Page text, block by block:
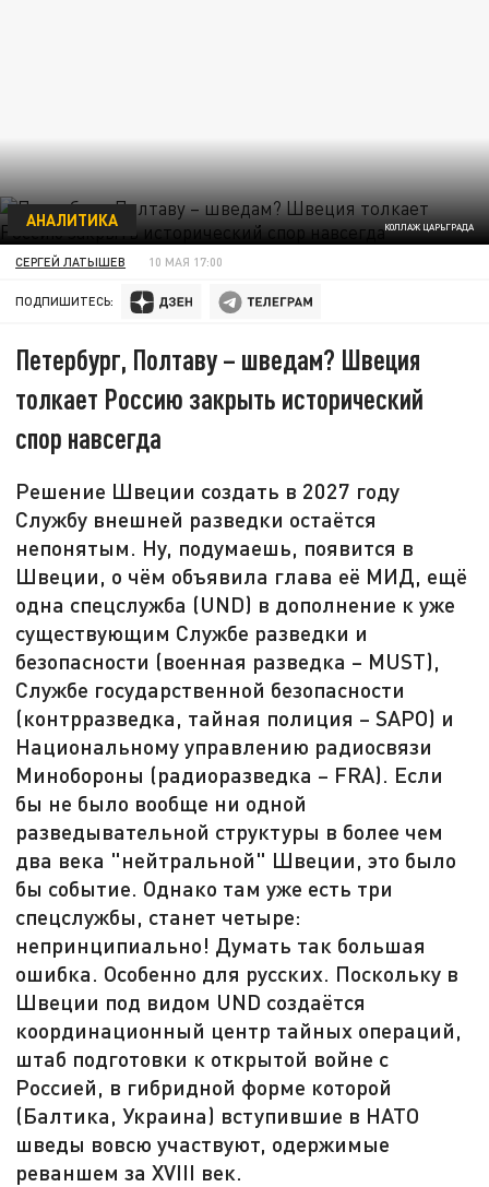
КОЛЛАЖ ЦАРЬГРАДА
АНАЛИТИКА
СЕРГЕЙ ЛАТЫШЕВ 10 МАЯ 17:00
ПОДПИШИТЕСЬ:
Петербург, Полтаву – шведам? Швеция
толкает Россию закрыть исторический
спор навсегда
Решение Швеции создать в 2027 году
Службу внешней разведки остаётся
непонятым. Ну, подумаешь, появится в
Швеции, о чём объявила глава её МИД, ещё
одна спецслужба (UND) в дополнение к уже
существующим Службе разведки и
безопасности (военная разведка – MUST),
Службе государственной безопасности
(контрразведка, тайная полиция – SAPO) и
Национальному управлению радиосвязи
Минобороны (радиоразведка – FRA). Если
бы не было вообще ни одной
разведывательной структуры в более чем
два века "нейтральной" Швеции, это было
бы событие. Однако там уже есть три
спецслужбы, станет четыре:
непринципиально! Думать так большая
ошибка. Особенно для русских. Поскольку в
Швеции под видом UND создаётся
координационный центр тайных операций,
штаб подготовки к открытой войне с
Россией, в гибридной форме которой
(Балтика, Украина) вступившие в НАТО
шведы вовсю участвуют, одержимые
реваншем за XVIII век.